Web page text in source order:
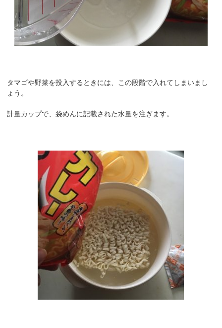
タマゴや野菜を投入するときには、この段階で入れてしまいまし
ょう。
計量カップで、袋めんに記載された水量を注ぎます。